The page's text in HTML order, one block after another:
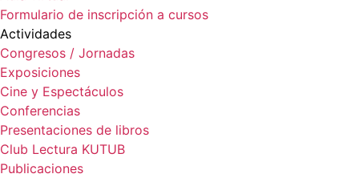
Formulario de inscripción a cursos
Actividades
Congresos / Jornadas
Exposiciones
Cine y Espectáculos
Conferencias
Presentaciones de libros
Club Lectura KUTUB
Publicaciones